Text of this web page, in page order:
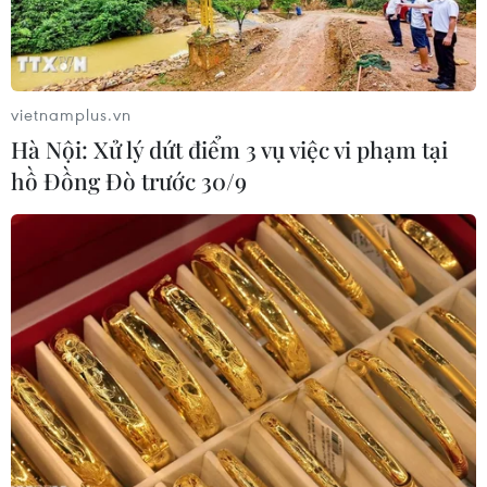
luật trao thêm thẩm quyền
thuế quan cho ông Trump
07/08/2026 00:33
gia về Dị ứng của Mỹ bị
buộc tội khinh thường
Quốc hội
07/08/2026 00:25
Mexico triển khai hàng
nghìn binh sỹ bảo vệ các
vùng trồng bơ trọng điểm
07/08/2026 00:09
Mỹ: Lãi suất thế chấp tăng
lên mức cao nhất kể từ
tháng Bảy năm ngoái
07/08/2026 00:05
vietnamplus.vn
Hà Nội: Xử lý dứt điểm 3 vụ việc vi phạm tại
hồ Đồng Đò trước 30/9